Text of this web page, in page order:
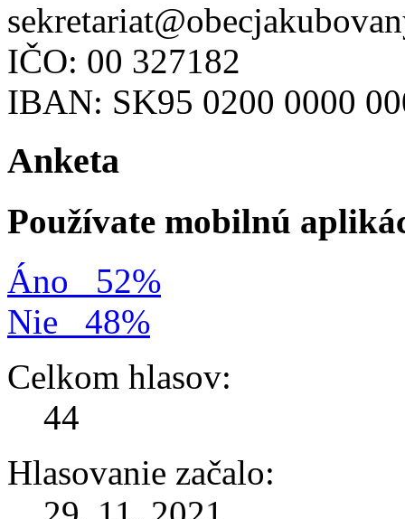
IČO: 00 327182
IBAN: SK95 0200 0000
Anketa
Používate mobilnú
Áno
52%
Nie
48%
Celkom hlasov:
44
Hlasovanie začalo: